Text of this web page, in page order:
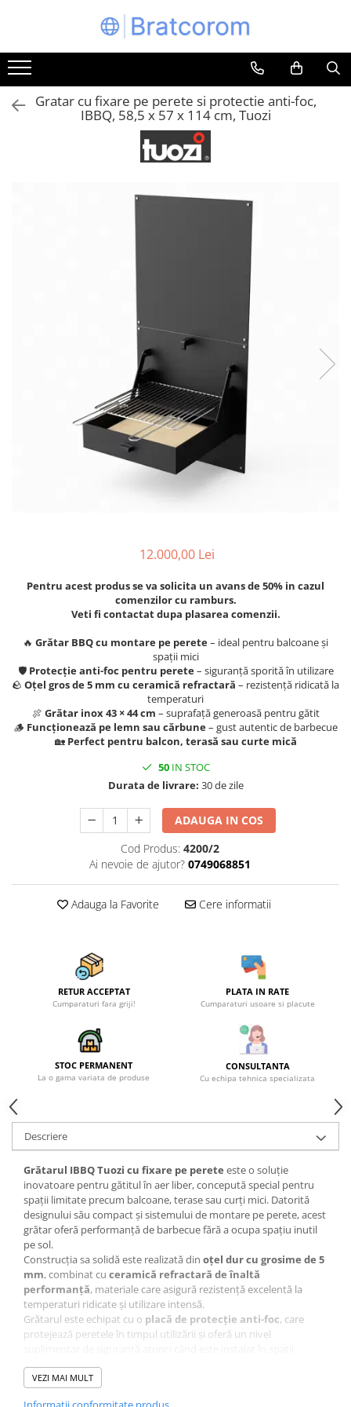
Toate Produsele
Articole animale
Adapatoare animale
Produse igiena externa animale
Electronice si electrocasnice
Incalzire si racire
mozaicuri
Accesorii polizare si slefuire
Materiale electrice
Becuri
Prize
Sanitare
Sfoara si franghii
Suruburi, dibluri si accesorii
Corpuri de iluminat
Aplice si plafoniere
Accesorii corpuri de iluminat
Lampi de veghe copii
Veioze si lampi
CRACIUN
Accesorii decorative
Caciuli
Figurine si decoratiuni Craciun
Globuri
Instalatii de Craciun
Lumanari si candele
Suporturi lumanari
Curatenie
Cosuri de gunoi
Maturi, Mopuri si galeti
Prosoape de hartie si servetele
Servetele umede
Gratar cu fixare pe perete si protectie anti-foc,
IBBQ, 58,5 x 57 x 114 cm, Tuozi
12.000,00 Lei
Pentru acest produs se va solicita un avans de 50% in cazul
comenzilor cu ramburs.
Veti fi contactat dupa plasarea comenzii.
🔥 Grătar BBQ cu montare pe perete– ideal pentru balcoane și
spații mici
🛡 Protecție anti-foc pentru perete– siguranță sporită în utilizare
🪨 Oțel gros de 5 mm cu ceramică refractară – rezistență ridicată la
temperaturi
🍖 Grătar inox 43 × 44 cm – suprafață generoasă pentru gătit
🪵 Funcționează pe lemn sau cărbune– gust autentic de barbecue
🏡 Perfect pentru balcon, terasă sau curte mică
50IN STOC
Durata de livrare: 30 de zile
ADAUGA IN COS
Cod Produs: 4200/2
Ai nevoie de ajutor? 0749068851
Adauga la Favorite Cere informatii
RETUR ACCEPTAT
Cumparaturi fara griji!
PLATA IN RATE
Cumparaturi usoare si placute
STOC PERMANENT
La o gama variata de produse
CONSULTANTA
Cu echipa tehnica specializata
Descriere
Grătarul IBBQ Tuozi cu fixare pe perete este o soluție
inovatoare pentru gătitul în aer liber, concepută special pentru
spații limitate precum balcoane, terase sau curți mici. Datorită
designului său compact și sistemului de montare pe perete, acest
grătar oferă performanță de barbecue fără a ocupa spațiu inutil
pe sol.
Construcția sa solidă este realizată din oțel dur cu grosime de 5
mm, combinat cu ceramică refractară de înaltă
performanță, materiale care asigură rezistență excelentă la
temperaturi ridicate și utilizare intensă.
Grătarul este echipat cu o placă de protecție anti-foc, care
protejează peretele în timpul utilizării și oferă un nivel
restrânse.
Suprafața de gătit este realizată din
VEZI MAI MULT